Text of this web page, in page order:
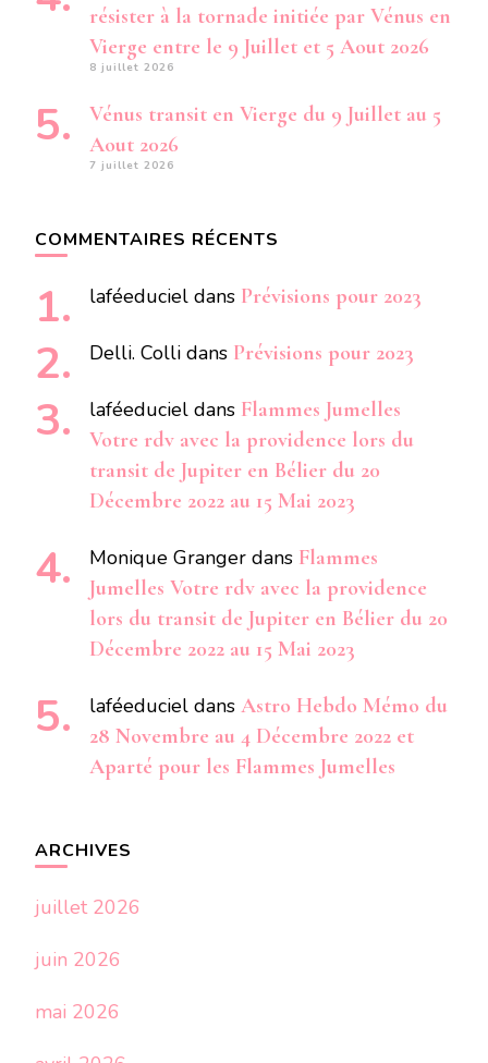
résister à la tornade initiée par Vénus en
Vierge entre le 9 Juillet et 5 Aout 2026
8 juillet 2026
Vénus transit en Vierge du 9 Juillet au 5
Aout 2026
7 juillet 2026
COMMENTAIRES RÉCENTS
laféeduciel dans Prévisions pour 2023
Delli. Colli dans Prévisions pour 2023
laféeduciel dans Flammes Jumelles
Votre rdv avec la providence lors du
transit de Jupiter en Bélier du 20
Décembre 2022 au 15 Mai 2023
Monique Granger dans Flammes
Jumelles Votre rdv avec la providence
lors du transit de Jupiter en Bélier du 20
Décembre 2022 au 15 Mai 2023
laféeduciel dans Astro Hebdo Mémo du
28 Novembre au 4 Décembre 2022 et
Aparté pour les Flammes Jumelles
ARCHIVES
juillet 2026
juin 2026
mai 2026